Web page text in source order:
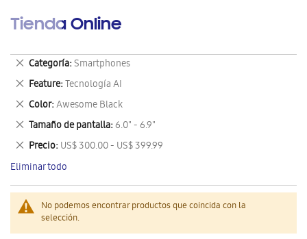
Tienda Online
No podemos encontrar productos que coincida con la
selección.
Categoría Smartphones
Eliminar
este
artículo
Feature Tecnología AI
Eliminar
este
artículo
Color Awesome Black
Eliminar
este
artículo
Tamaño de pantalla 6.0" - 6.9"
Eliminar
este
artículo
Precio US$ 300.00 - US$ 399.99
Eliminar
este
artículo
Eliminar todo